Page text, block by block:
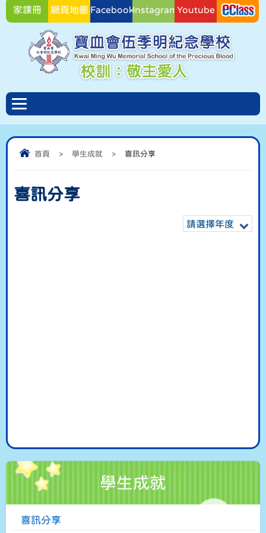
家課冊 網頁地圖 FacebookInstagramYoutube
首頁 > 學生成就 > 喜訊分享
喜訊分享
請選擇年度
學生成就
喜訊分享